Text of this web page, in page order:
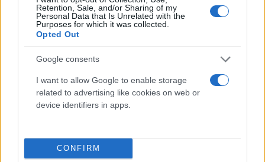
Retention, Sale, and/or Sharing of my
Personal Data that Is Unrelated with the
Purposes for which it was collected.
Opted Out
Google consents
I want to allow Google to enable storage
related to advertising like cookies on web or
device identifiers in apps.
CONFIRM
01.12.2023 06:30
Κώστας